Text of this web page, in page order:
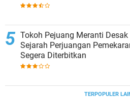
Tokoh Pejuang Meranti Desak
Sejarah Perjuangan
Segera Diterbitkan
TERPOPULER